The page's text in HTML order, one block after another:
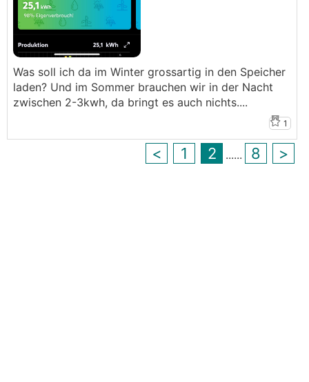
Was soll ich da im Winter grossartig in den Speicher
laden? Und im Sommer brauchen wir in der Nacht
zwischen 2-3kwh, da bringt es auch nichts....
1
< 1 2 ...... 8 >